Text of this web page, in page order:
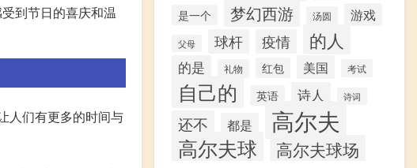
到节日的喜庆和温
人们有更多的时间与
是一个 梦幻西游 汤圆 游戏
父母 球杆 疫情 的人
的是 礼物 红包 美国 考试
自己的 英语 诗人 诗词
还不 都是 高尔夫
高尔夫球 高尔夫球场